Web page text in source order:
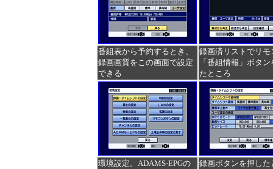
番組表から予約するとき、
録画画質をこの画面で設定
できる
録画済リストでリモ
「番組情報」ボタ
たところ
環境設定。ADAMS-EPGの
録画ボタンを押した